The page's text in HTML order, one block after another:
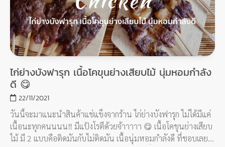
ไก่ย่างบังฟารุก เนื้อโคขุนย่างเสียบไม้ นุ่มหอมกำลัง
ดี 😋
22/11/2021
วันนี้จะมาแนะนำสินค้าแช่แข็งจากร้าน ไก่ย่างบังฟารุก ไม่ได้มีแค่
เนื้อนะทุกคนนนน‼️ มีแป้งโรตีด้วยจ้าาาาา 😋 เนื้อโคขุนย่างเสียบ
ไม้ มี 2 แบบคือติดมันกับไม่ติดมัน เนื้อนุ่มหอมกำลังดี ที่ชอบเลย